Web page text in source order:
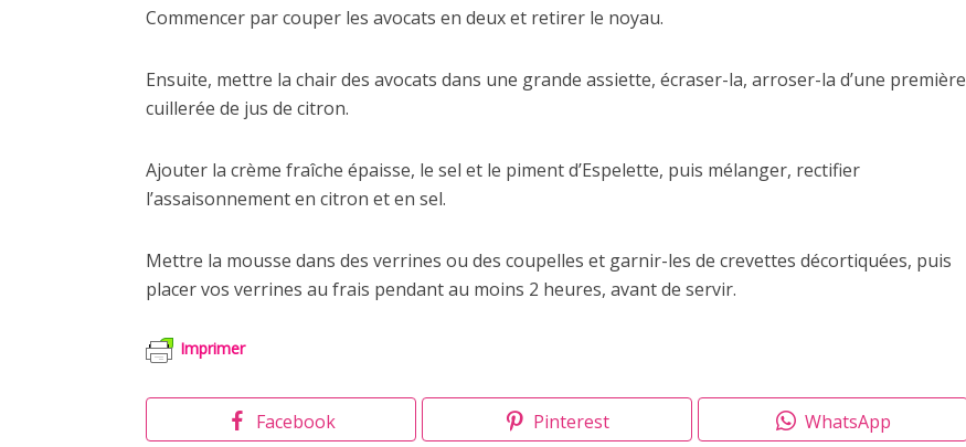
Commencer par couper les avocats en deux et retirer le noyau.
Ensuite, mettre la chair des avocats dans une grande assiette, écraser-la, arroser-la d’une première
cuillerée de jus de citron.
Ajouter la crème fraîche épaisse, le sel et le piment d’Espelette, puis mélanger, rectifier
l’assaisonnement en citron et en sel.
Mettre la mousse dans des verrines ou des coupelles et garnir-les de crevettes décortiquées, puis
placer vos verrines au frais pendant au moins 2 heures, avant de servir.
Imprimer
Facebook Pinterest WhatsApp